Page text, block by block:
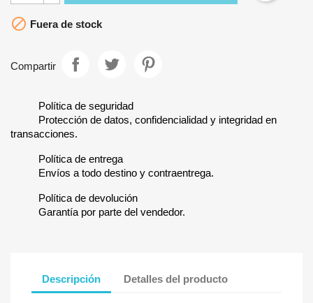
 Fuera de stock
Compartir
Política de seguridad
Protección de datos, confidencialidad y integridad en
transacciones.
Política de entrega
Envíos a todo destino y contraentrega.
Política de devolución
Garantía por parte del vendedor.
Descripción Detalles del producto